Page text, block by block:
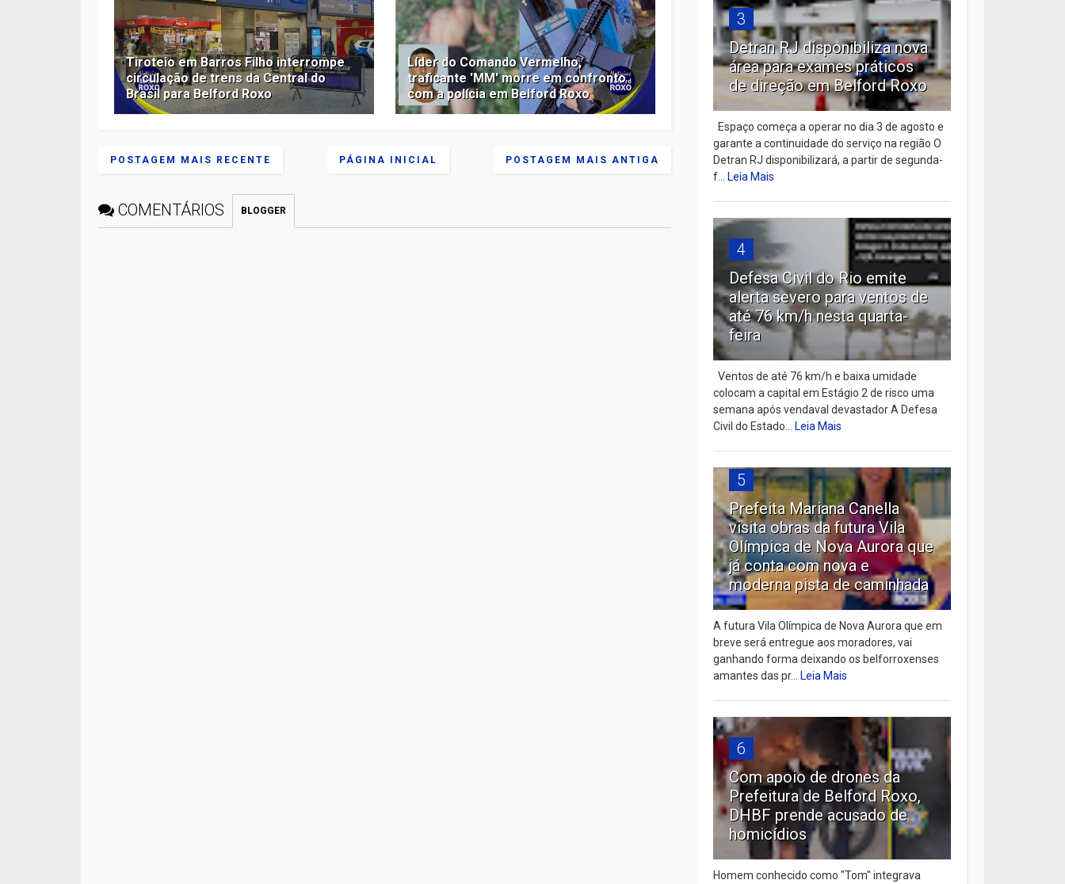
Tiroteio em Barros Filho interrompe
circulação de trens da Central do
Brasil para Belford Roxo
Líder do Comando Vermelho,
traficante 'MM' morre em confronto
com a polícia em Belford Roxo
POSTAGEM MAIS RECENTE POSTAGEM MAIS ANTIGA
PÁGINA INICIAL
COMENTÁRIOS BLOGGER
3
Detran RJ disponibiliza nova
área para exames práticos
de direção em Belford Roxo
Espaço começa a operar no dia 3 de agosto e
garante a continuidade do serviço na região O
Detran RJ disponibilizará, a partir de segunda-
f...Leia Mais
4
Defesa Civil do Rio emite
alerta severo para ventos de
até 76 km/h nesta quarta-
feira
Ventos de até 76 km/h e baixa umidade
colocam a capital em Estágio 2 de risco uma
semana após vendaval devastador A Defesa
Civil do Estado...Leia Mais
5
Prefeita Mariana Canella
visita obras da futura Vila
Olímpica de Nova Aurora que
já conta com nova e
moderna pista de caminhada
A futura Vila Olímpica de Nova Aurora que em
breve será entregue aos moradores, vai
ganhando forma deixando os belforroxenses
amantes das pr...Leia Mais
6
Com apoio de drones da
Prefeitura de Belford Roxo,
DHBF prende acusado de
homicídios
Homem conhecido como "Tom" integrava